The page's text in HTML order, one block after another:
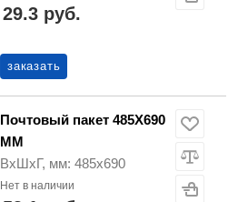
29.3 руб.
заказать
Почтовый пакет 485Х690
ММ
ВхШхГ, мм: 485х690
Нет в наличии